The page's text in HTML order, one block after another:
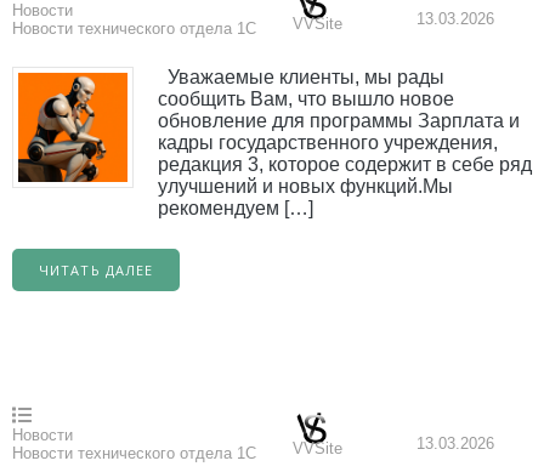
Новости
Новости технического отдела 1С
VVSite 13.03.2026
Уважаемые клиенты, мы рады
сообщить Вам, что вышло новое
обновление для программы Зарплата и
кадры государственного учреждения,
редакция 3, которое содержит в себе ряд
улучшений и новых функций.Мы
рекомендуем […]
ЧИТАТЬ ДАЛЕЕ
Новости
Новости технического отдела 1С
VVSite 13.03.2026